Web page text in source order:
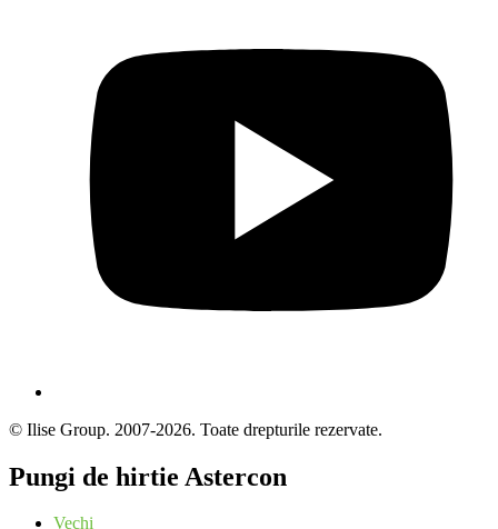
© Ilise Group. 2007-2026. Toate drepturile rezervate.
Pungi de hirtie Astercon
Vechi